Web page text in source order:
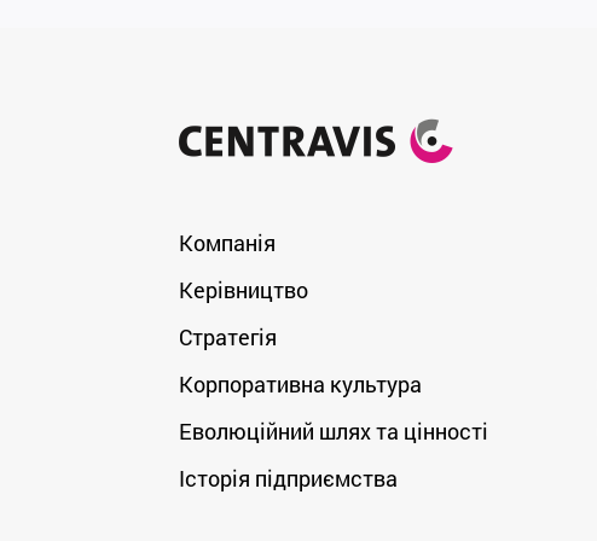
Компанія
Керівництво
Стратегія
Корпоративна культура
Еволюційний шлях та цінності
Історія підприємства